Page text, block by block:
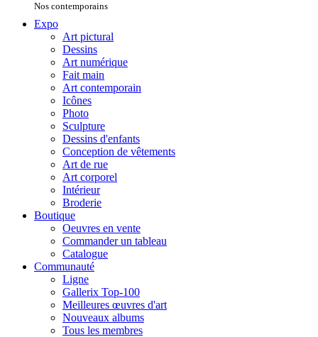
Nos contemporains
Expo
Art pictural
Dessins
Art numérique
Fait main
Art contemporain
Icônes
Photo
Sculpture
Dessins d'enfants
Conception de vêtements
Art de rue
Art corporel
Intérieur
Broderie
Boutique
Oeuvres en vente
Commander un tableau
Catalogue
Communauté
Ligne
Gallerix Top-100
Meilleures œuvres d'art
Nouveaux albums
Tous les membres